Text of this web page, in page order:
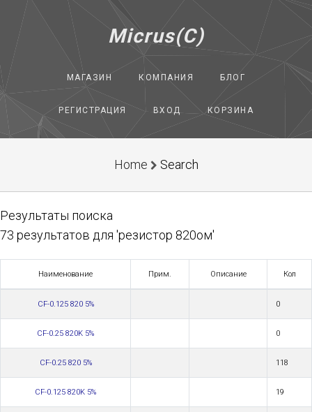
Micrus(C)
МАГАЗИН КОМПАНИЯ БЛОГ
РЕГИСТРАЦИЯ ВХОД КОРЗИНА
Home Search
Результаты поиска
73 результатов для 'резистор 820ом'
Наименование Прим. Описание Кол
CF-0.125 820 5% 0
CF-0.25 820K 5% 0
CF-0.25 820 5% 118
CF-0.125 820K 5% 19